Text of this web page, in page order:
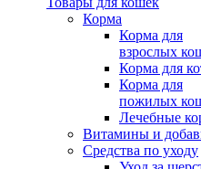
Корма
Корма для
взрослых
Корма для
Корма для
пожилых
Лечебные
Витамины и
Средства по уходу